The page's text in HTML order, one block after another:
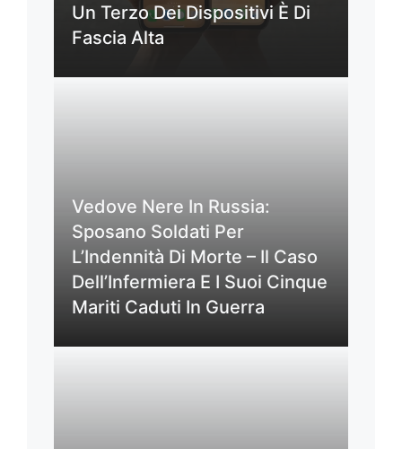
Un Terzo Dei Dispositivi È Di
Fascia Alta
Vedove Nere In Russia:
Sposano Soldati Per
L’Indennità Di Morte – Il Caso
Dell’Infermiera E I Suoi Cinque
Mariti Caduti In Guerra